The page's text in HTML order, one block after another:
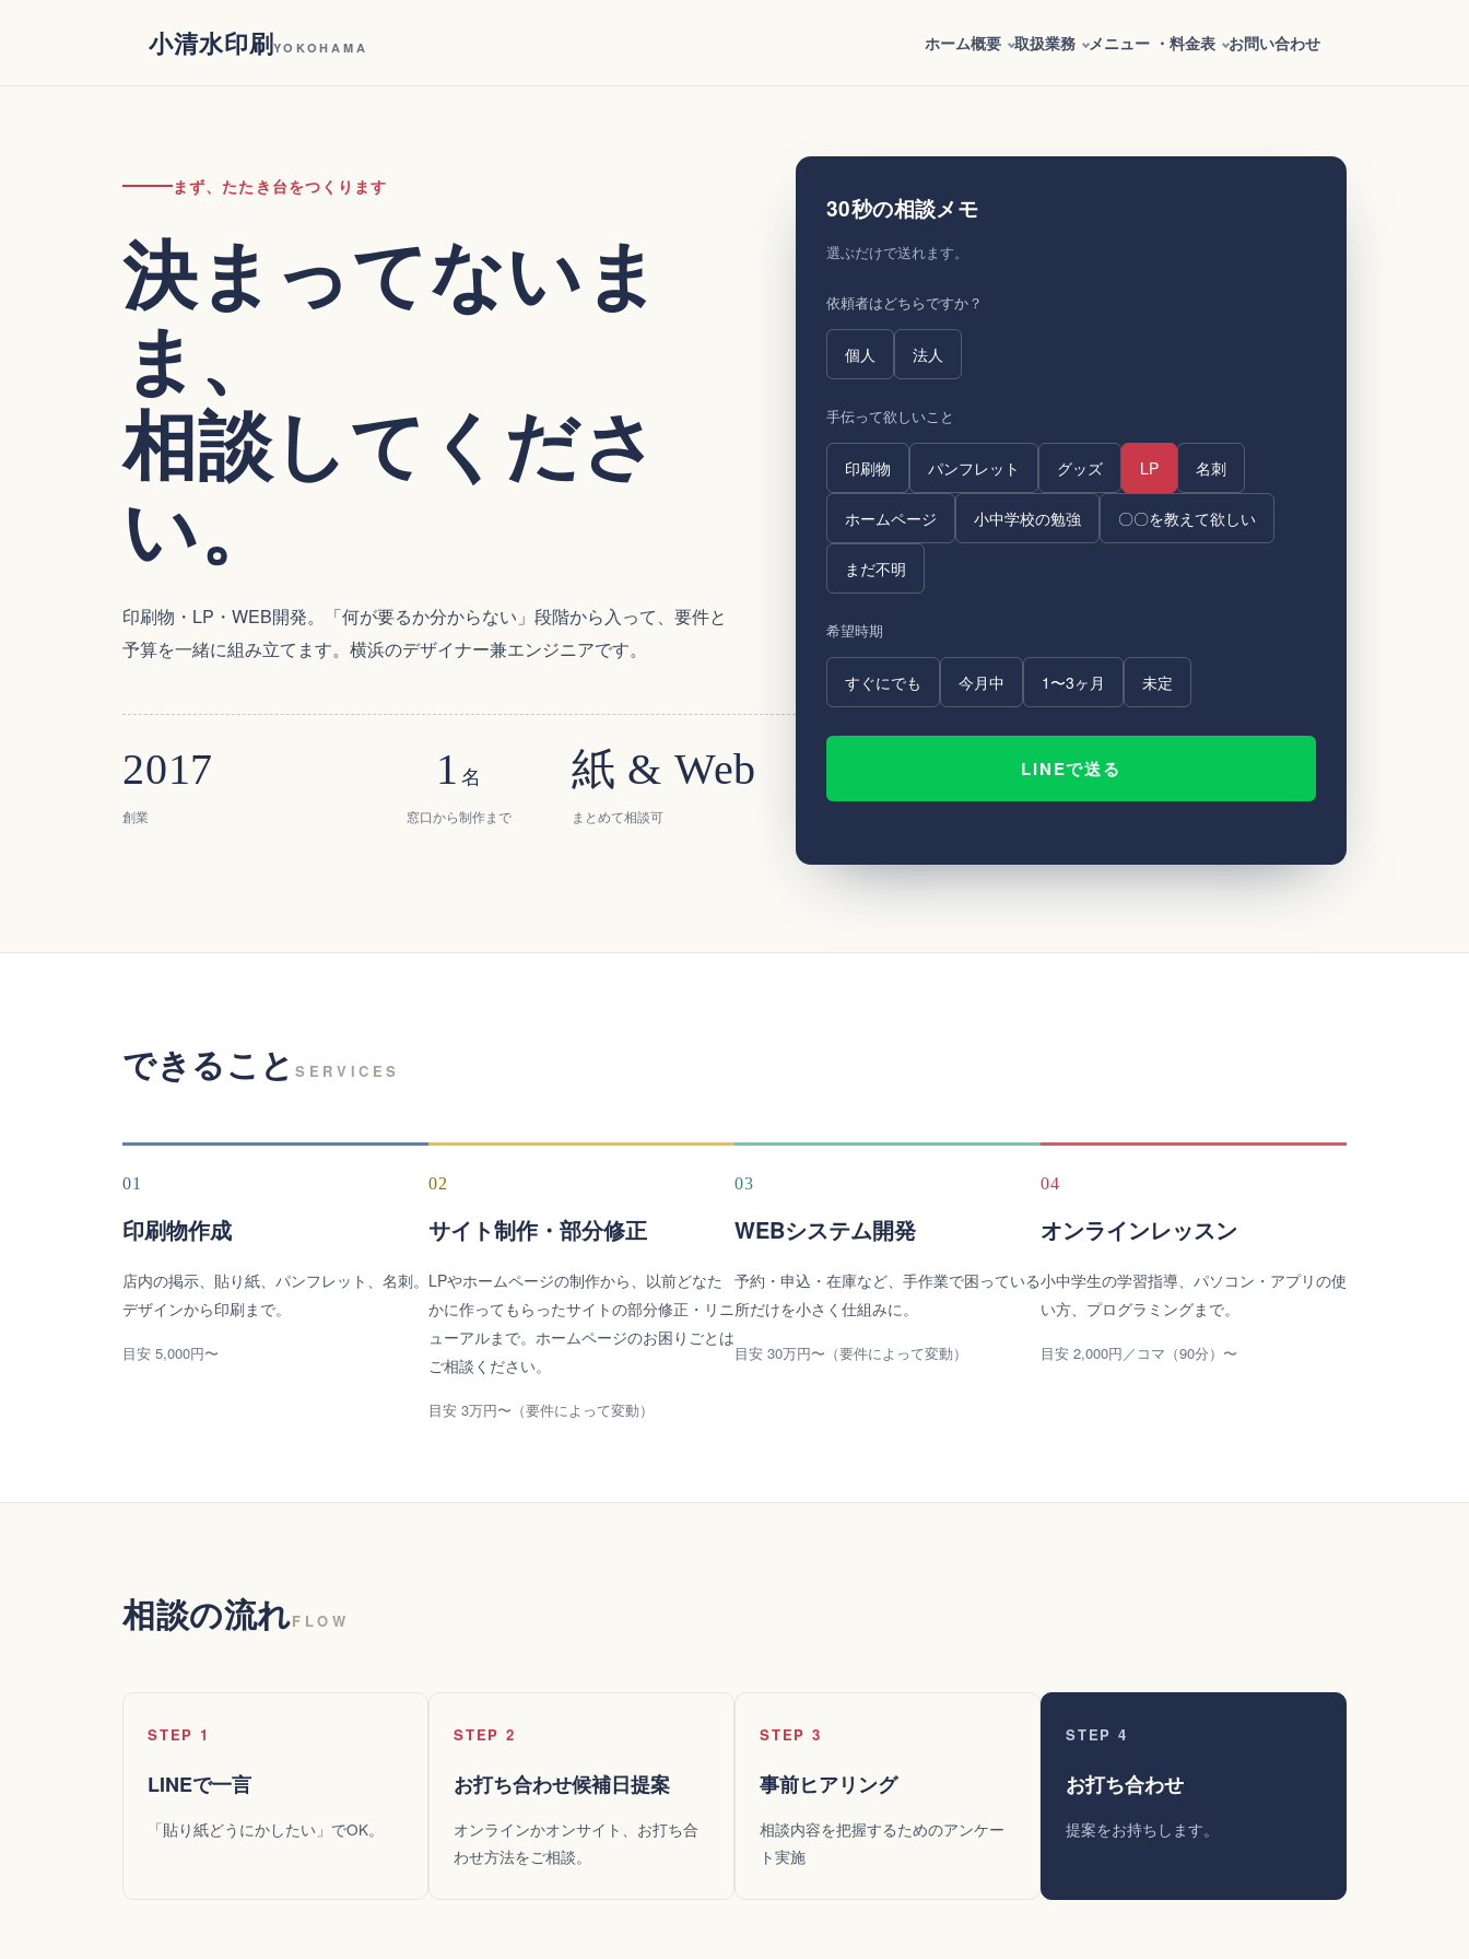
content
小清水印刷YOKOHAMA ホーム概要 取扱業務 メニュー ・料金表 お問い合わせ
まず、たたき台をつくります
決まってないま
ま、
相談してくださ
い。
印刷物・LP・WEB開発。「何が要るか分からない」段階から入って、要件と
予算を一緒に組み立てます。横浜のデザイナー兼エンジニアです。
2017
創業
1名
窓口から制作まで
紙 & Web
まとめて相談可
30秒の相談メモ
選ぶだけで送れます。
依頼者はどちらですか？
個人 法人
手伝って欲しいこと
印刷物 パンフレット グッズ LP 名刺
ホームページ 小中学校の勉強 〇〇を教えて欲しい
まだ不明
希望時期
すぐにでも 今月中 1〜3ヶ月 未定
LINEで送る
できること SERVICES
01
印刷物作成
店内の掲示、貼り紙、パンフレット、名刺。
デザインから印刷まで。
目安 5,000円〜
02
サイト制作・部分修正
LPやホームページの制作から、以前どなた
かに作ってもらったサイトの部分修正・リニ
ューアルまで。ホームページのお困りごとは
ご相談ください。
目安 3万円〜（要件によって変動）
03
WEBシステム開発
予約・申込・在庫など、手作業で困っている
所だけを小さく仕組みに。
目安 30万円〜（要件によって変動）
04
オンラインレッスン
小中学生の学習指導、パソコン・アプリの使
い方、プログラミングまで。
目安 2,000円／コマ（90分）〜
相談の流れFLOW
STEP 1
LINEで一言
「貼り紙どうにかしたい」でOK。
STEP 2
お打ち合わせ候補日提案
オンラインかオンサイト、お打ち合
わせ方法をご相談。
STEP 3
事前ヒアリング
相談内容を把握するためのアンケー
ト実施
STEP 4
お打ち合わせ
提案をお持ちします。